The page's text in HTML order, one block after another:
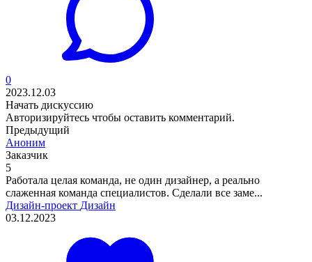
0
2023.12.03
Начать дискуссию
Авторизируйтесь чтобы оставить комментарий.
Предыдущий
Аноним
Заказчик
5
Работала целая команда, не один дизайнер, а реально
слаженная команда специалистов. Сделали все заме...
Дизайн-проект Дизайн
03.12.2023